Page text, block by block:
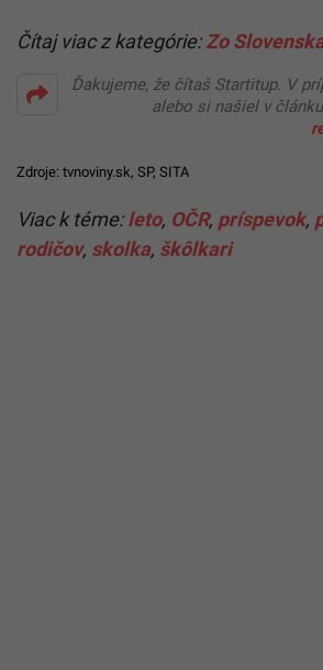
Čítaj viac z kategórie:Zo
Ďakujeme, že čítaš Startitup. V
alebo si našiel v
Zdroje: tvnoviny.sk, SP, SITA
Viac k téme:leto, OČR, príspevok,
rodičov, skolka, škôlkari